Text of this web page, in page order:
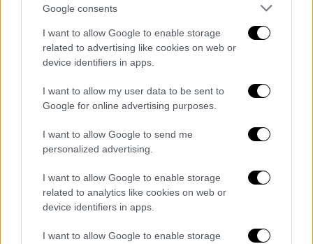
Google consents
I want to allow Google to enable storage
related to advertising like cookies on web or
device identifiers in apps.
I want to allow my user data to be sent to
Google for online advertising purposes.
I want to allow Google to send me
personalized advertising.
I want to allow Google to enable storage
related to analytics like cookies on web or
device identifiers in apps.
I want to allow Google to enable storage
A post shared by Stefania (@stefania_)